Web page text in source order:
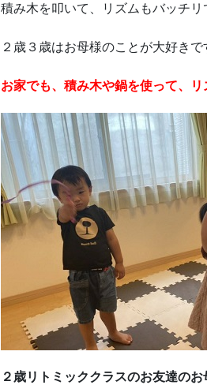
積み木を叩いて、リズムもバッチリ
２歳３歳はお母様のことが大好き
お家でも、積み木や鍋を使って、
２歳リトミッククラスのお友達の